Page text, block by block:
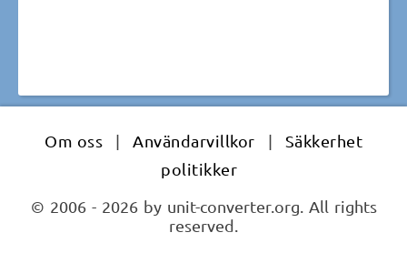
Om oss | Användarvillkor |
Säkkerhet
politikker
© 2006 - 2026 by unit-converter.org. All rights
reserved.